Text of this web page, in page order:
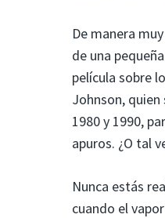
De manera
de una
película sobre
Johnson,
1980 y 1990,
apuros. ¿O tal
Nunca estás
cuando el